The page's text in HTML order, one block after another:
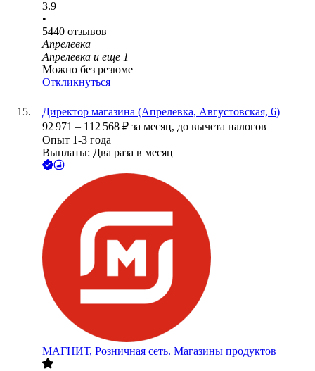
3.9
•
5440 отзывов
Апрелевка
Апрелевка и еще 1
Можно без резюме
Откликнуться
Директор магазина (Апрелевка, Августовская, 6)
92 971 – 112 568 ₽ за месяц, до вычета налогов
Опыт 1-3 года
Выплаты: Два раза в месяц
МАГНИТ, Розничная сеть. Магазины продуктов